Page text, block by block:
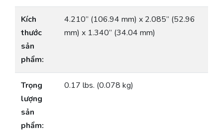
Kích
thước
sản
phẩm:
4.210” (106.94 mm) x 2.085” (52.96
mm) x 1.340” (34.04 mm)
Trọng
lượng
sản
phẩm:
0.17 lbs. (0.078 kg)